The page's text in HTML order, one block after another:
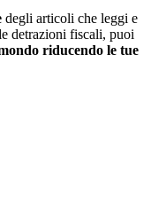
degli articoli che leggi e
detrazioni fiscali, puoi
riducendo le tue